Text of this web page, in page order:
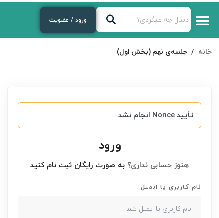
ورود / عضویت
خانه جلسه‌ی نهم (بخش اول)
تأیید Nonce انجام نشد
ورود
هنوز حسابی نداری؟ به صورت رایگان ثبت نام کنید
نام کاربری یا ایمیل